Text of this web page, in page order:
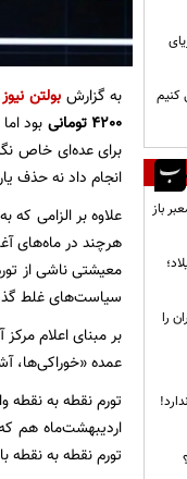
به گزارشبولتن نیوز
4200 تومانی
برای عده‌ای خاص
انجام داد نه حذف
علاوه بر الزامی
هرچند در ماه‌های
معیشتی ناشی از
سیاست‌های غلط
عمده «خوراکی‌ها، آشامیدنی‌ها و
تورم نقطه به نقطه
تورم نقطه به نقطه با
کنیم
باز
میلاد؛
را